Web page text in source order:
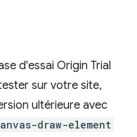
d'essai Origin Trial
sur votre site,
ultérieure avec
draw-element